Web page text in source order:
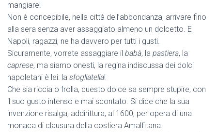
mangiare!
Non è concepibile, nella città dell’abbondanza, arrivare fino
alla sera senza aver assaggiato almeno un dolcetto. E
Napoli, ragazzi, ne ha davvero per tutti i gusti.
Sicuramente, vorrete assaggiare il babà, la pastiera, la
caprese, ma siamo onesti, la regina indiscussa dei dolci
napoletani è lei: la sfogliatella!
Che sia riccia o frolla, questo dolce sa sempre stupire, con
il suo gusto intenso e mai scontato. Si dice che la sua
invenzione risalga, addirittura, al 1600, per opera di una
monaca di clausura della costiera Amalfitana.